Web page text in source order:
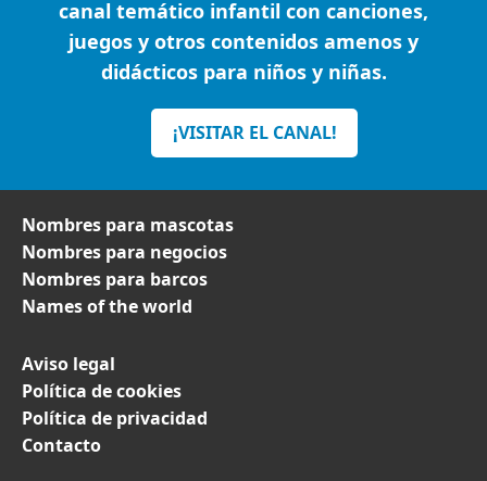
canal temático infantil con canciones,
juegos y otros contenidos amenos y
didácticos para niños y niñas.
¡VISITAR EL CANAL!
Nombres para mascotas
Nombres para negocios
Nombres para barcos
Names of the world
Aviso legal
Política de cookies
Política de privacidad
Contacto